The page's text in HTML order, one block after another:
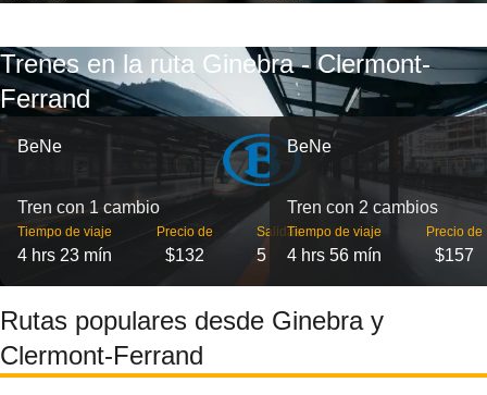
Trenes en la ruta Ginebra - Clermont-
Ferrand
BeNe
Tren con 1 cambio
Tiempo de viaje
4 hrs 23 mín
Precio de
$132
Salidas
5
BeNe
Tren con 2 cambios
Tiempo de viaje
4 hrs 56 mín
Precio de
$157
Rutas populares desde Ginebra y
Clermont-Ferrand